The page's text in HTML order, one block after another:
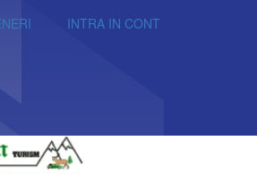
INTRA IN CONT